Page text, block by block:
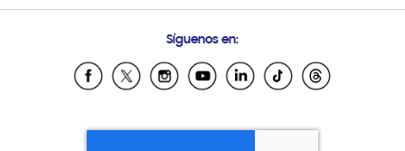
Samsung Ecuador
Samsung El Salvador
Samsung Honduras
Síguenos en: